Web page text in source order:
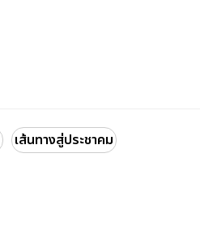
เส้นทางสู่ประชาคม